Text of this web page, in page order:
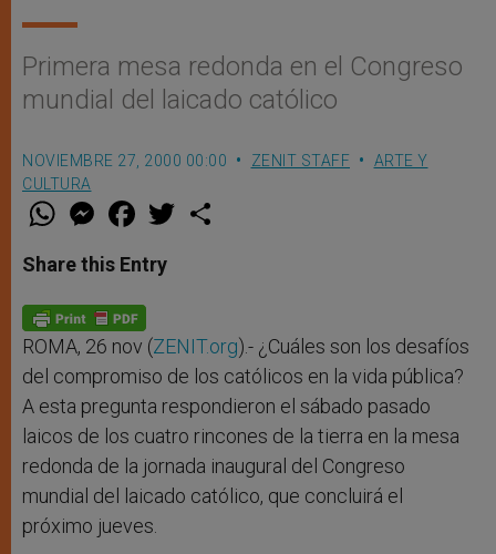
Primera mesa redonda en el Congreso
mundial del laicado católico
NOVIEMBRE 27, 2000 00:00 ZENIT STAFF
ARTE Y
CULTURA
W
t
s
p
p
M
e
s
e
g
e
r
F
a
e
b
o
k
w
Share this Entry
ROMA, 26 nov (ZENIT.org).- ¿Cuáles son los desafíos
del compromiso de los católicos en la vida pública?
A esta pregunta respondieron el sábado pasado
laicos de los cuatro rincones de la tierra en la mesa
redonda de la jornada inaugural del Congreso
mundial del laicado católico, que concluirá el
próximo jueves.